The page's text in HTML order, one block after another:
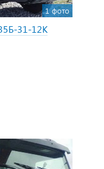
1 фото
31-12К